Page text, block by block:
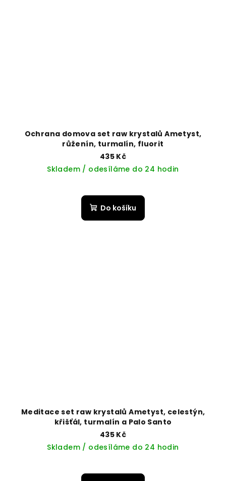
Ochrana domova set raw krystalů Ametyst,
růženín, turmalín, fluorit
435 Kč
Skladem / odesíláme do 24 hodin
Do košíku
Meditace set raw krystalů Ametyst, celestýn,
křišťál, turmalín a Palo Santo
435 Kč
Skladem / odesíláme do 24 hodin